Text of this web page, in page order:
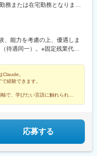
務または在宅勤務となりま
属先◎スキルを身につければ
れない働き方へ】◆U・Iター
京都千代田区麹町3丁目2-9
、能力を考慮の上、優遇しま
待遇同一）。※固定残業代
収UP！平均＋150万円、最大
なたの市場価値をダイレク
ートした、3人の年収事例》
（詳細設計）【約170万円
収約530万円★Bさん／29歳
★Cさん／33歳男性／経験6
UP】入社前年収630万円⇒入
Claude。
経験できます。
で、学びたい言語に触れられる
験者を歓迎します。
応募する